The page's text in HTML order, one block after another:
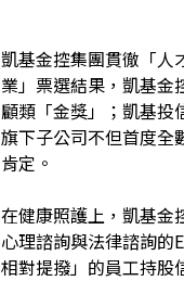
凱基金控集團貫徹「人
業」票選結果，凱基金
顧類「金獎」；凱基投
旗下子公司不但首度全
肯定。
在健康照護上，凱基金
心理諮詢與法律諮詢的
相對提撥」的員工持股